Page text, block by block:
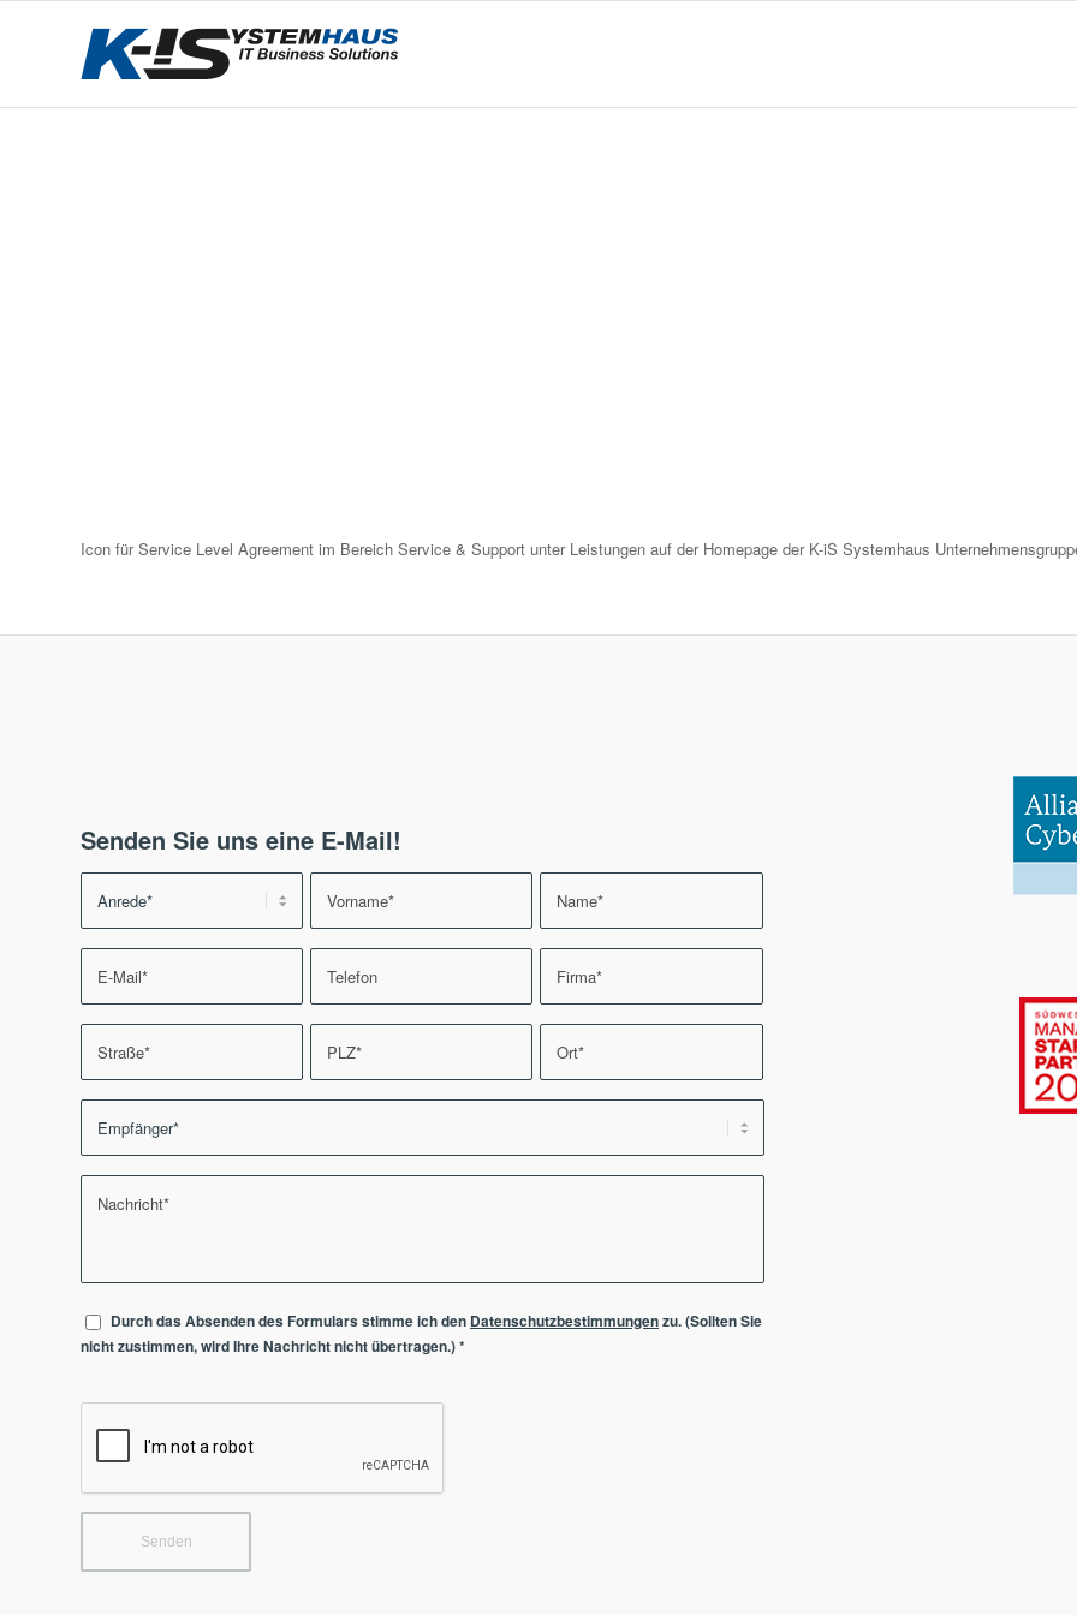
Icon für Service Level Agreement im Bereich Service & Support unter Leistungen auf der Homepage der K-iS Systemhaus
Senden Sie uns eine E-Mail!
Durch das Absenden des Formulars stimme ich den Datenschutzbestimmungenzu. (Sollten Sie
nicht zustimmen, wird Ihre Nachricht nicht übertragen.)*